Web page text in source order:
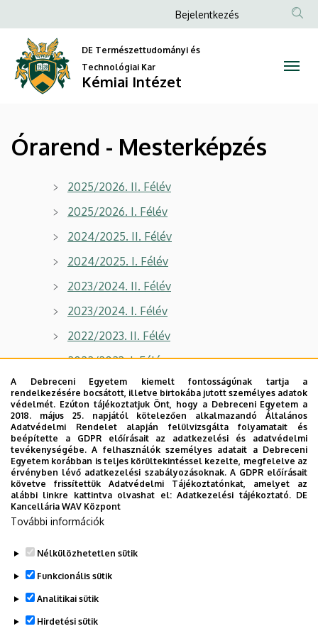
Mesterképzés
Kémiai
Intézet
a
tartalomra
Anonim
fiók
menüje
Bejelentkezés
DE Természettudományi és
Technológiai Kar
Kémiai Intézet
Órarend - Mesterképzés
2025/2026. II. Félév
2025/2026. I. Félév
2024/2025. II. Félév
2024/2025. I. Félév
2023/2024. II. Félév
2023/2024. I. Félév
2022/2023. II. Félév
2022/2023. I. Félév
2021/2022. II. Félév
2021/2022. I. Félév
2020/2021. II. Félév
2019/2020. II. Félév
2019/2020. I. Félév
2018/2019. II. Félév
Legutóbbi frissítés: 2026. 01. 30. 13:43
A Debreceni Egyetem kiemelt fontosságúnak tartja a
rendelkezésére bocsátott, illetve birtokába jutott személyes adatok
védelmét. Ezúton tájékoztatjuk Önt, hogy a Debreceni Egyetem a
2018. május 25. napjától kötelezően alkalmazandó Általános
Adatvédelmi Rendelet alapján felülvizsgálta folyamatait és
beépítette a GDPR előírásait az adatkezelési és adatvédelmi
tevékenységébe. A felhasználók személyes adatait a Debreceni
Egyetem korábban is teljes körültekintéssel kezelte, megfelelve az
érvényben lévő adatkezelési szabályozásoknak. A GDPR előírásait
követve frissítettük Adatvédelmi Tájékoztatónkat, amelyet az
alábbi linkre kattintva olvashat el:Adatkezelési tájékoztató. DE
Kancellária WAV Központ
További információk
Nélkülözhetetlen sütik
Funkcionális sütik
Analitikai sütik
Hirdetési sütik